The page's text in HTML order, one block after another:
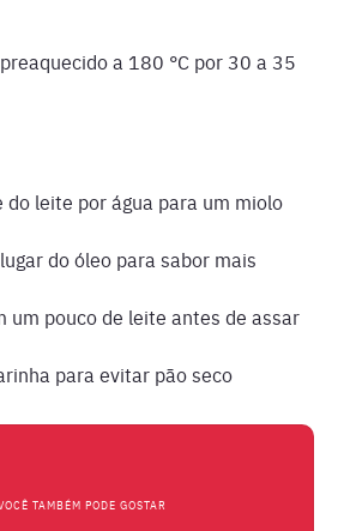
a 180 °C por 30 a 35
leite por água para um miolo
do óleo para sabor mais
um pouco de leite antes de assar
para evitar pão seco
TAMBÉM PODE GOSTAR